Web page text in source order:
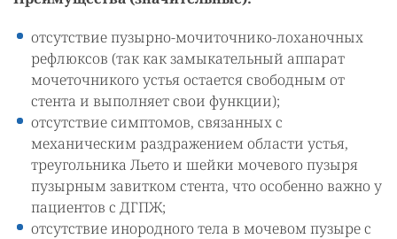
отсутствие пузырно-мочиточнико-лоханочных
рефлюксов (так как замыкательный аппарат
мочеточникого устья остается свободным от
стента и выполняет свои функции);
отсутствие симптомов, связанных с
механическим раздражением области устья,
треугольника Льето и шейки мочевого пузыря
пузырным завитком стента, что особенно важно у
пациентов с ДГПЖ;
отсутствие инородного тела в мочевом пузыре с